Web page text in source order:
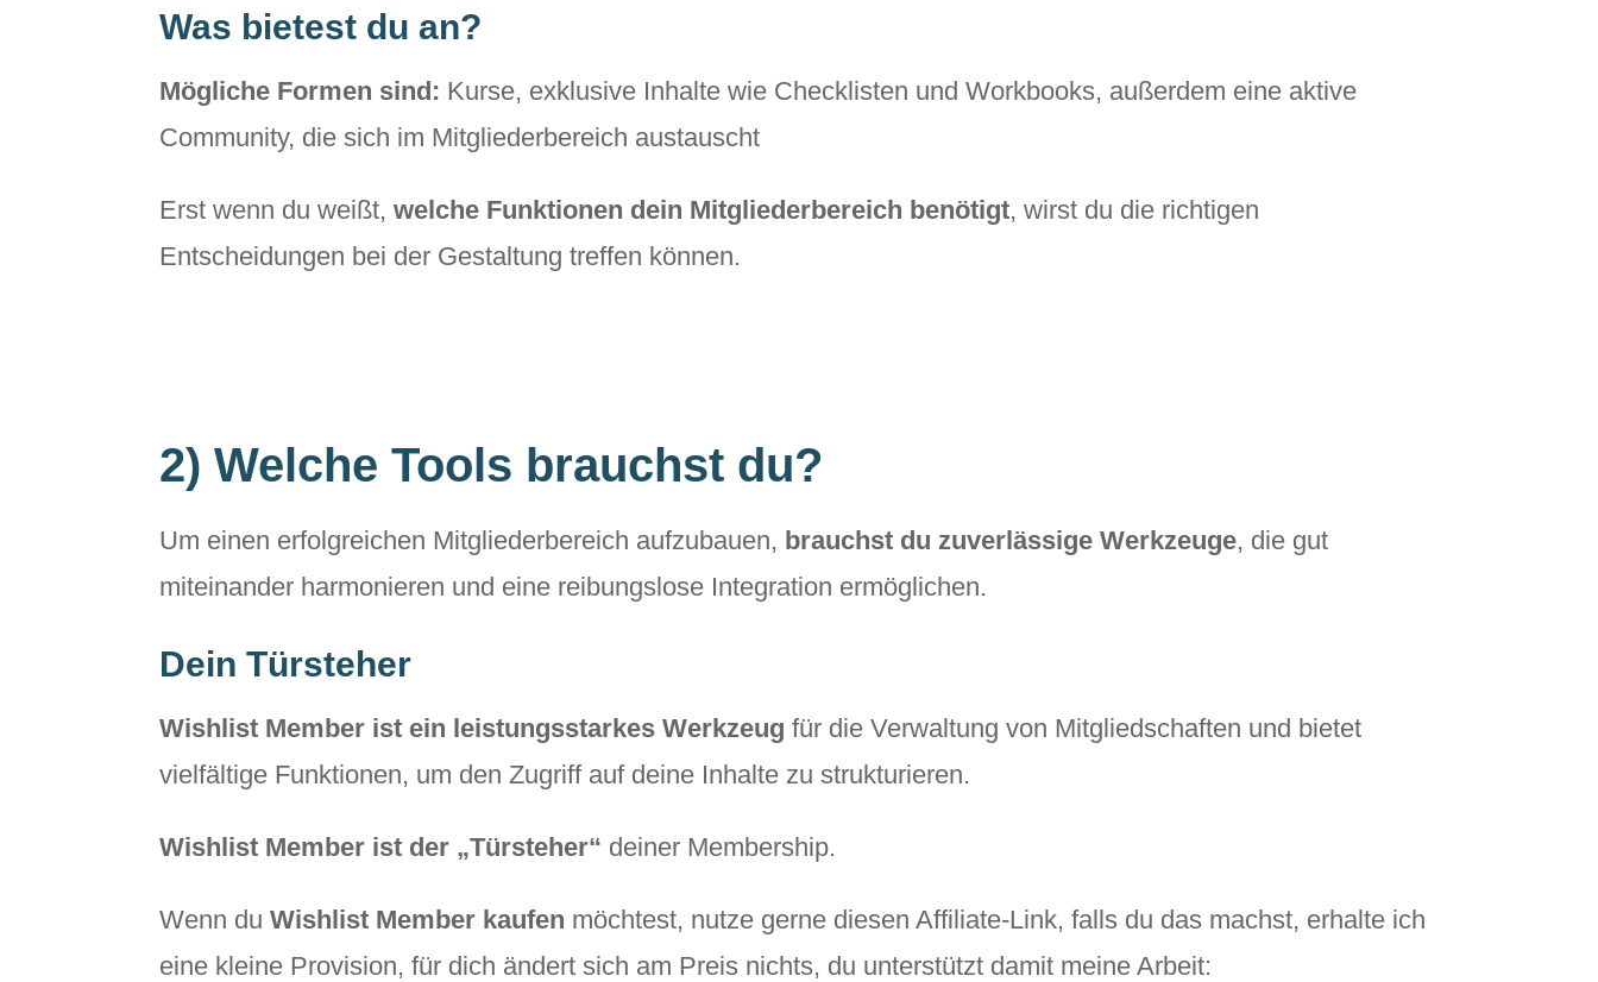
Was bietest du an?
Mögliche Formen sind: Kurse, exklusive Inhalte wie Checklisten und Workbooks, außerdem eine aktive
Community, die sich im Mitgliederbereich austauscht
Erst wenn du weißt,welche Funktionen dein Mitgliederbereich benötigt, wirst du die richtigen
Entscheidungen bei der Gestaltung treffen können.
2) Welche Tools brauchst du?
Um einen erfolgreichen Mitgliederbereich aufzubauen, brauchst du zuverlässige Werkzeuge, die gut
miteinander harmonieren und eine reibungslose Integration ermöglichen.
Dein Türsteher
Wishlist Member ist ein leistungsstarkes Werkzeug für die Verwaltung von Mitgliedschaften und bietet
vielfältige Funktionen, um den Zugriff auf deine Inhalte zu strukturieren.
Wishlist Member ist der „Türsteher“ deiner Membership.
Wenn duWishlist Member kaufen möchtest, nutze gerne diesen Affiliate-Link, falls du das machst, erhalte ich
eine kleine Provision, für dich ändert sich am Preis nichts, du unterstützt damit meine Arbeit: